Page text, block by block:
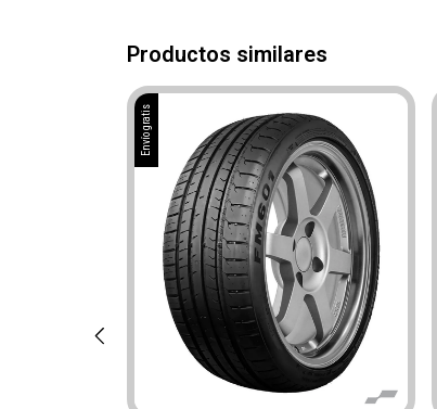
Productos similares
Envío gratis